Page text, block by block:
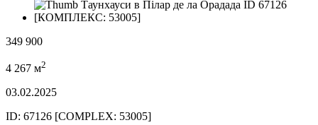
349 900
4 267 м2
03.02.2025
ID: 67126 [COMPLEX: 53005]